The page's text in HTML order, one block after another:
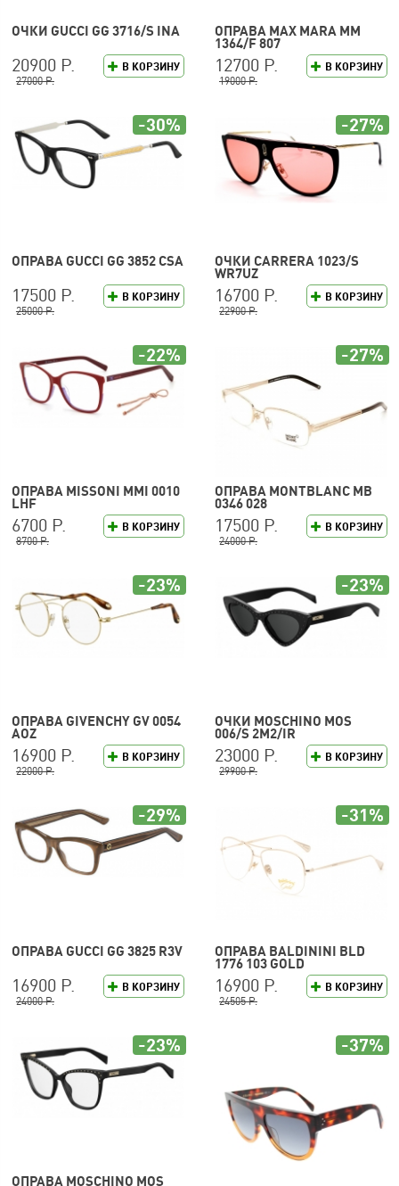
ОЧКИ GUCCI GG 3716/S INA
В КОРЗИНУ
20900 Р.
27000 Р.
ОПРАВА MAX MARA MM
1364/F 807
В КОРЗИНУ
12700 Р.
19000 Р.
ОПРАВА GUCCI GG 3852 CSA
В КОРЗИНУ
17500 Р.
25000 Р.
-30%
ОЧКИ CARRERA 1023/S
WR7UZ
В КОРЗИНУ
16700 Р.
22900 Р.
-27%
ОПРАВА MISSONI MMI 0010
LHF
В КОРЗИНУ
6700 Р.
8700 Р.
-22%
ОПРАВА MONTBLANC MB
0346 028
В КОРЗИНУ
17500 Р.
24000 Р.
-27%
ОПРАВА GIVENCHY GV 0054
AOZ
В КОРЗИНУ
16900 Р.
22000 Р.
-23%
ОЧКИ MOSCHINO MOS
006/S 2M2/IR
В КОРЗИНУ
23000 Р.
29900 Р.
-23%
ОПРАВА GUCCI GG 3825 R3V
В КОРЗИНУ
16900 Р.
24000 Р.
-29%
ОПРАВА BALDININI BLD
1776 103 GOLD
В КОРЗИНУ
16900 Р.
24505 Р.
-31%
ОПРАВА MOSCHINO MOS
-23% -37%